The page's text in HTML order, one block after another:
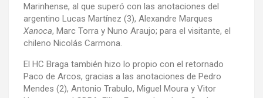
Marinhense, al que superó con las anotaciones del
argentino Lucas Martínez (3), Alexandre Marques
Xanoca, Marc Torra y Nuno Araujo; para el visitante, el
chileno Nicolás Carmona.
El HC Braga también hizo lo propio con el retornado
Paco de Arcos, gracias a las anotaciones de Pedro
Mendes (2), Antonio Trabulo, Miguel Moura y Vitor